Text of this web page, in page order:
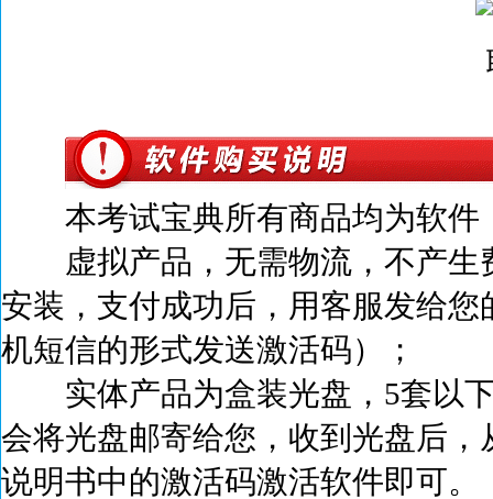
本考试宝典所有商品均为软件
虚拟产品，无需物流，不产
安装，支付成功后， 用客服发给您
机短信的形式发送激活码）；
实体产品为盒装光盘，5套以
会将光盘邮寄给您，收到光盘后
说明书中的激活码激活软件即可。